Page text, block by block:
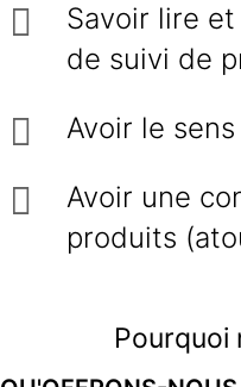
Savoir lire
de suivi de
Avoir le sens
Avoir une
produits
Pourquoi